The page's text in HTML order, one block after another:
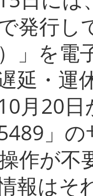
発行し
」を電
延・運
月20
」
作が不
報はそ